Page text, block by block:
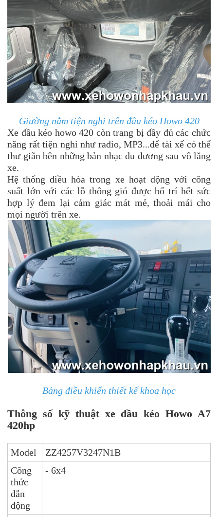
Giường nằm tiện nghi trên đầu kéo Howo 420
Xe đầu kéo howo 420 còn trang bị đầy đủ các chức
năng rất tiện nghi như radio, MP3...để tài xế có thể
thư giãn bên những bản nhạc du dương sau vô lăng
xe.
Hệ thống điều hòa trong xe hoạt động với công
suất lớn với các lỗ thông gió được bố trí hết sức
hợp lý đem lại cảm giác mát mẻ, thoải mái cho
mọi người trên xe.
Bảng điều khiển thiết kế khoa học
Thông số kỹ thuật xe đầu kéo Howo A7
420hp
Model
ZZ4257V3247N1B
Công
thức
dẫn
động
- 6x4